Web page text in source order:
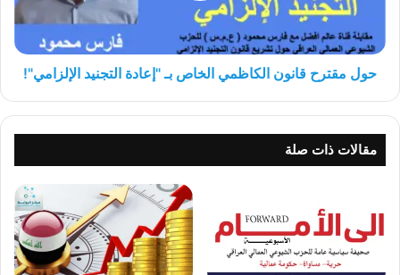
"إعادة
التجنيد
الإلزامي"!
حول مقترح قانون الكاظمي الخاص بـ "إعادة التجنيد الإلزامي"!
مقالات ذات صلة